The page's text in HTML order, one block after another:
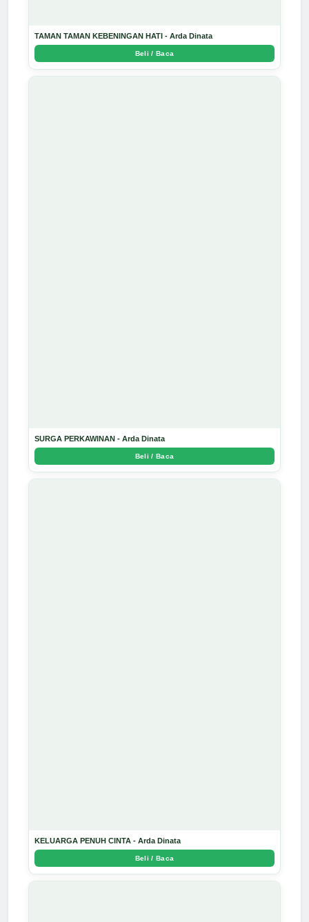
TAMAN TAMAN KEBENINGAN HATI - Arda Dinata
Beli / Baca
SURGA PERKAWINAN - Arda Dinata
Beli / Baca
KELUARGA PENUH CINTA - Arda Dinata
Beli / Baca